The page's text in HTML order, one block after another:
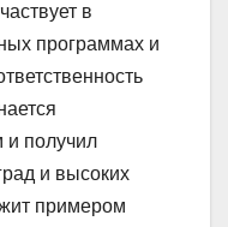
в
программах и
и получил
и высоких
примером